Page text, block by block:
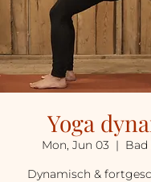
Yoga
Mon, Jun 03
  |
Dynamisch &